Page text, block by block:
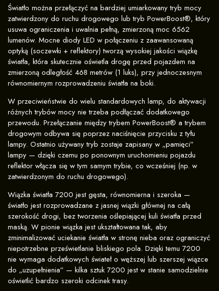
Światło można przełączyć na bardziej umiarkowany tryb mocy
zatwierdzony do ruchu drogowego lub tryb PowerBoost®, który
usuwa ograniczenia i uwalnia pełną, zmierzoną moc 6562
lumenów. Mocne diody LED w połączeniu z zaawansowaną
optyką (soczewki + reflektory) tworzą wysokiej jakości wiązkę
światła, która skutecznie oświetla drogę przed pojazdem na
zmierzoną odległość 468 metrów (1 luks), przy jednoczesnym
równomiernym rozprowadzeniu światła na boki.
W przeciwieństwie do wielu standardowych lamp, do aktywacji
różnych trybów mocy nie trzeba podłączać dodatkowego
przewodu. Przełączanie między trybem PowerBoost® a trybem
drogowym odbywa się poprzez naciśnięcie przycisku z tyłu
lampy. Ostatnio używany tryb zostaje zapisany w „pamięci”
lampy — dzięki czemu po ponownym uruchomieniu pojazdu
reflektor włącza się w tym samym trybie, co wcześniej (np. w
zatwierdzonym do ruchu drogowego).
Wiązka światła 7200 jest gęsta, równomierna i szeroka —
światło jest rozprowadzane z jasnej wiązki głównej na całą
szerokość drogi, bez tworzenia oślepiającej kuli światła przed
maską. W pionie wiązka jest ukształtowana tak, aby
zminimalizować uciekanie światła w stronę nieba oraz ograniczyć
niepotrzebne prześwietlanie bliskiego pola. Dzięki temu 7200
nie wymaga dodatkowych świateł o węższej lub szerszej wiązce
do „uzupełnienia” — kilka sztuk 7200 jest w stanie samodzielnie
oświetlić bardzo szeroki odcinek trasy.